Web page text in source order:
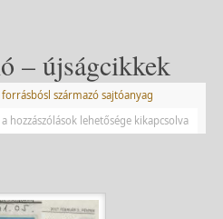
– újságcikkek
forrásbósl származó sajtóanyag
a hozzászólások lehetősége kikapcsolva